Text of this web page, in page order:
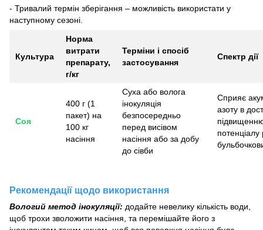
- Тривалий термін зберігання – можливість використати у
наступному сезоні.
Культура
Норма
витрати
препарату,
г/кг
Терміни і спосіб
застосування
Спектр дії
Соя
400 г (1
пакет) на
100 кг
насіння
Суха або волога
інокуляція
безпосередньо
перед висівом
насіння або за добу
до сівби
Сприяє
азоту в
Рекомендації щодо використання
Вологий метод інокуляції: додайте невелику кількість води,
щоб трохи зволожити насіння, та перемішайте його з